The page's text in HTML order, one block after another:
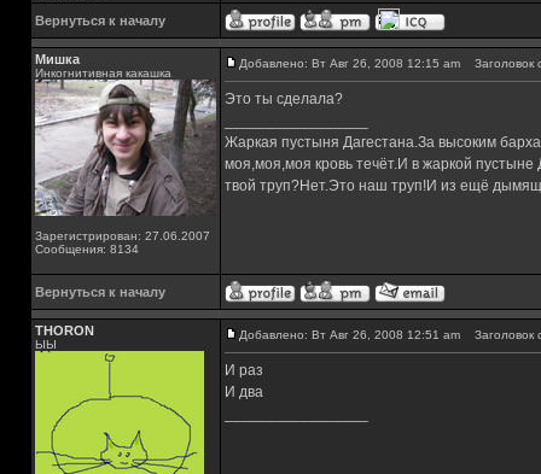
Вернуться к началу
Мишка
Инкогнитивная какашка
Зарегистрирован: 27.06.2007
Сообщения: 8134
Добавлено: Вт Авг 26, 2008 12:15 am Заголовок
Это ты сделала?
Жаркая пустыня Дагестана.За высоким
моя,моя,моя кровь течёт.И в жаркой
твой труп?Нет.Это наш труп!И из ещё
Вернуться к началу
THORON
ЫЫ
Добавлено: Вт Авг 26, 2008 12:51 am Заголовок
И раз
И два